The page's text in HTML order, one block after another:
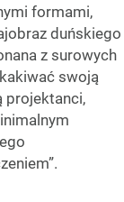
formami,
duńskiego
z surowych
swoją
projektanci,